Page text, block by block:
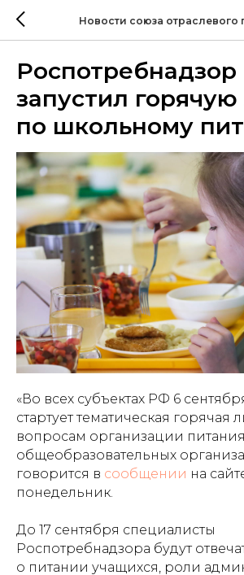
Новости союза отраслевого
Роспотребнадзор
запустил
по школьному
«Во всех субъектах РФ 6
стартует тематическая горячая
вопросам организации
общеобразовательных
говорится в сообщении на
понедельник.
До 17 сентября специалисты
Роспотребнадзора будут
о питании учащихся, роли